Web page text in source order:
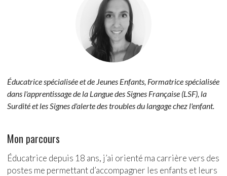
Éducatrice spécialisée et de Jeunes Enfants, Formatrice spécialisée
dans l'apprentissage de la Langue des Signes Française (LSF), la
Surdité et les Signes d'alerte des troubles du langage chez l'enfant.
Mon parcours
Éducatrice depuis 18 ans, j’ai orienté ma carrière vers des
postes me permettant d’accompagner les enfants et leurs